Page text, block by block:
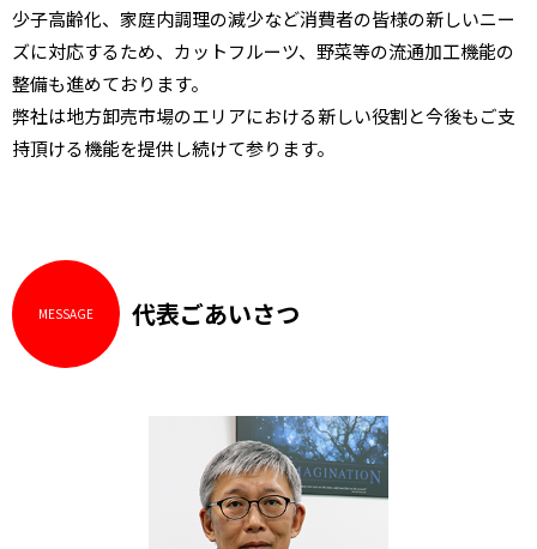
少子高齢化、家庭内調理の減少など消費者の皆様の新しいニー
ズに対応するため、カットフルーツ、野菜等の流通加工機能の
整備も進めております。
弊社は地方卸売市場のエリアにおける新しい役割と今後もご支
持頂ける機能を提供し続けて参ります。
MESSAGE 代表ごあいさつ